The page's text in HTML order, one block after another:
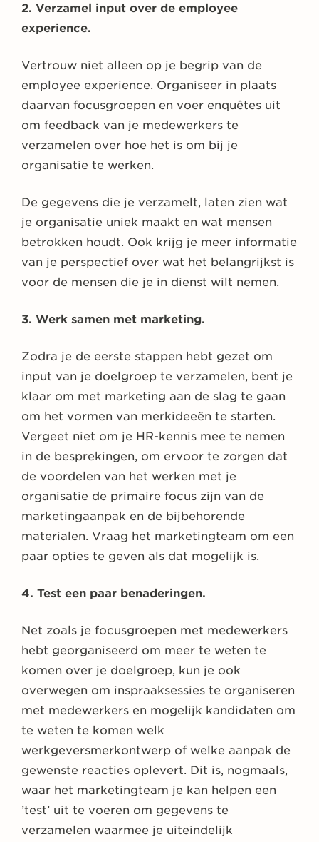
2. Verzamel input over de employee
experience.
Vertrouw niet alleen op je begrip van de
employee experience. Organiseer in plaats
daarvan focusgroepen en voer enquêtes uit
om feedback van je medewerkers te
verzamelen over hoe het is om bij je
organisatie te werken.
De gegevens die je verzamelt, laten zien wat
je organisatie uniek maakt en wat mensen
betrokken houdt. Ook krijg je meer informatie
van je perspectief over wat het belangrijkst is
voor de mensen die je in dienst wilt nemen.
3. Werk samen met marketing.
Zodra je de eerste stappen hebt gezet om
input van je doelgroep te verzamelen, bent je
klaar om met marketing aan de slag te gaan
om het vormen van merkideeën te starten.
Vergeet niet om je HR-kennis mee te nemen
in de besprekingen, om ervoor te zorgen dat
de voordelen van het werken met je
organisatie de primaire focus zijn van de
marketingaanpak en de bijbehorende
materialen. Vraag het marketingteam om een
paar opties te geven als dat mogelijk is.
4. Test een paar benaderingen.
Net zoals je focusgroepen met medewerkers
hebt georganiseerd om meer te weten te
komen over je doelgroep, kun je ook
overwegen om inspraaksessies te organiseren
met medewerkers en mogelijk kandidaten om
te weten te komen welk
werkgeversmerkontwerp of welke aanpak de
gewenste reacties oplevert. Dit is, nogmaals,
waar het marketingteam je kan helpen een
’test’ uit te voeren om gegevens te
verzamelen waarmee je uiteindelijk